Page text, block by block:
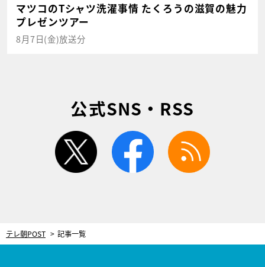
マツコのTシャツ洗濯事情 たくろうの滋賀の魅力
プレゼンツアー
8月7日(金)放送分
公式SNS・RSS
twitter facebook
テレ朝POST 記事一覧